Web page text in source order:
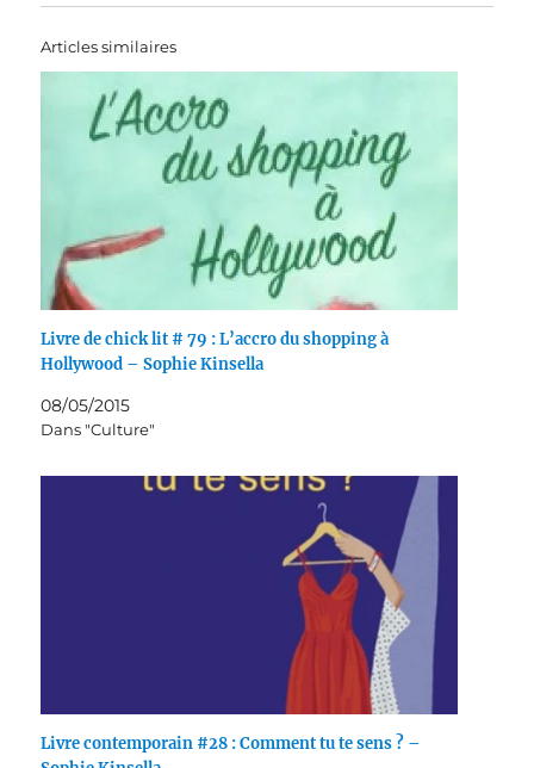
Articles similaires
Livre de chick lit # 79 : L’accro du shopping à
Hollywood – Sophie Kinsella
08/05/2015
Dans "Culture"
Livre contemporain #28 : Comment tu te sens ? –